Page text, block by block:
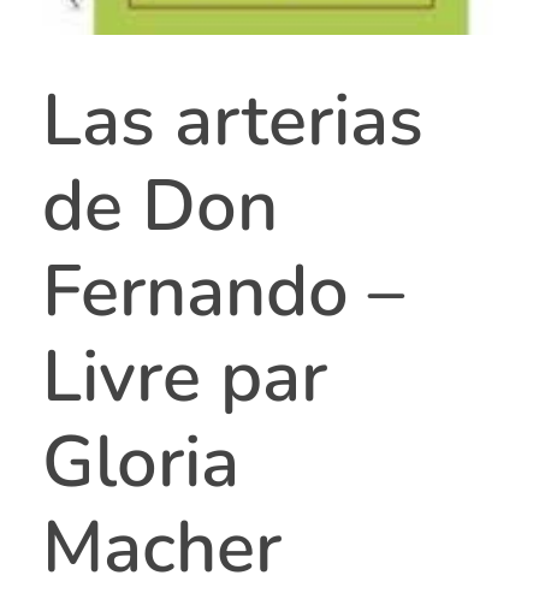
Las arterias
de Don
Fernando –
Livre par
Gloria
Macher